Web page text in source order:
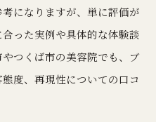
になりますが、単に評価が
った実例や具体的な体験談
つくば市の美容院でも、ブ
度、再現性についての口コ